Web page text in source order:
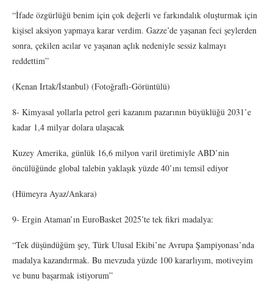
“İfade özgürlüğü benim için çok değerli ve farkındalık oluşturmak için
kişisel aksiyon yapmaya karar verdim. Gazze’de yaşanan feci şeylerden
sonra, çekilen acılar ve yaşanan açlık nedeniyle sessiz kalmayı
reddettim”
(Kenan Irtak/İstanbul) (Fotoğraflı-Görüntülü)
8- Kimyasal yollarla petrol geri kazanım pazarının büyüklüğü 2031’e
kadar 1,4 milyar dolara ulaşacak
Kuzey Amerika, günlük 16,6 milyon varil üretimiyle ABD’nin
öncülüğünde global talebin yaklaşık yüzde 40’ını temsil ediyor
(Hümeyra Ayaz/Ankara)
9- Ergin Ataman’ın EuroBasket 2025’te tek fikri madalya:
“Tek düşündüğüm şey, Türk Ulusal Ekibi’ne Avrupa Şampiyonası’nda
madalya kazandırmak. Bu mevzuda yüzde 100 kararlıyım, motiveyim
ve bunu başarmak istiyorum”